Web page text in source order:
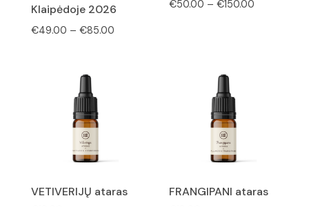
Klaipėdoje 2026
€49.00 – €85.00
€50.00 – €150.00
VETIVERIJŲ ataras FRANGIPANI ataras